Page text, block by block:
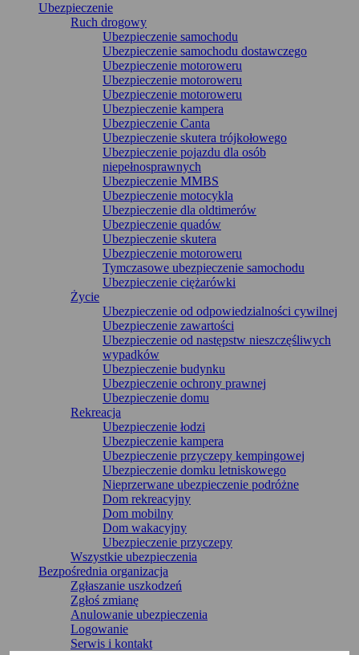
Ubezpieczenie
Ruch drogowy
Ubezpieczenie samochodu
Ubezpieczenie samochodu dostawczego
Ubezpieczenie motoroweru
Ubezpieczenie motoroweru
Ubezpieczenie motoroweru
Ubezpieczenie kampera
Ubezpieczenie Canta
Ubezpieczenie skutera trójkołowego
Ubezpieczenie pojazdu dla osób
niepełnosprawnych
Ubezpieczenie MMBS
Ubezpieczenie motocykla
Ubezpieczenie dla oldtimerów
Ubezpieczenie quadów
Ubezpieczenie skutera
Ubezpieczenie motoroweru
Tymczasowe ubezpieczenie samochodu
Ubezpieczenie ciężarówki
Życie
Ubezpieczenie od odpowiedzialności cywilnej
Ubezpieczenie zawartości
Ubezpieczenie od następstw nieszczęśliwych
wypadków
Ubezpieczenie budynku
Ubezpieczenie ochrony prawnej
Ubezpieczenie domu
Rekreacja
Ubezpieczenie łodzi
Ubezpieczenie kampera
Ubezpieczenie przyczepy kempingowej
Ubezpieczenie domku letniskowego
Nieprzerwane ubezpieczenie podróżne
Dom rekreacyjny
Dom mobilny
Dom wakacyjny
Ubezpieczenie przyczepy
Wszystkie ubezpieczenia
Bezpośrednia organizacja
Zgłaszanie uszkodzeń
Zgłoś zmianę
Anulowanie ubezpieczenia
Logowanie
Serwis i kontakt